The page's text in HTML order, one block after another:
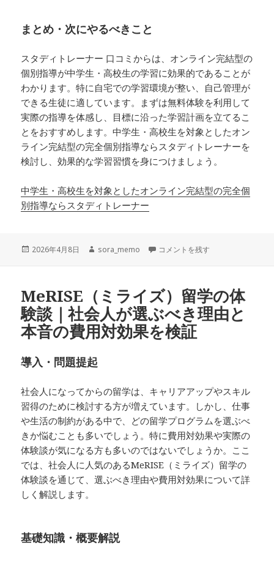
まとめ・次にやるべきこと
スタディトレーナー 口コミからは、オンライン完結型の
個別指導が中学生・高校生の学習に効果的であることが
わかります。特に自宅での学習環境が整い、自己管理が
できる生徒に適しています。まずは無料体験を利用して
実際の指導を体感し、目標に沿った学習計画を立てるこ
とをおすすめします。中学生・高校生を対象としたオン
ライン完結型の完全個別指導ならスタディトレーナーを
検討し、効果的な学習習慣を身につけましょう。
中学生・高校生を対象としたオンライン完結型の完全個
別指導ならスタディトレーナー
投
2026年4月8日
作
sora_memo スタディトレーナー 口コミでわ
コメントを残す
MeRISE（ミライズ）留学の体
験談｜社会人が選ぶべき理由と
本音の費用対効果を検証
導入・問題提起
社会人になってからの留学は、キャリアアップやスキル
習得のために検討する方が増えています。しかし、仕事
や生活の制約がある中で、どの留学プログラムを選ぶべ
きか悩むことも多いでしょう。特に費用対効果や実際の
体験談が気になる方も多いのではないでしょうか。ここ
では、社会人に人気のあるMeRISE（ミライズ）留学の
体験談を通じて、選ぶべき理由や費用対効果について詳
しく解説します。
基礎知識・概要解説